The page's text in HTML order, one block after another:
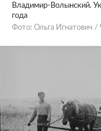
Владимир-Волынский.
года
Фото: Ольга Игнатович /